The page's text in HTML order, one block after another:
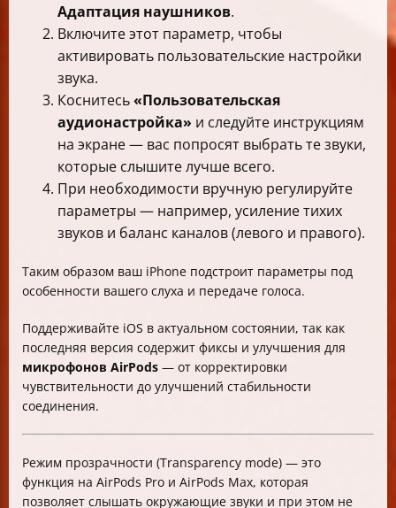
Адаптация наушников.
Включите этот параметр, чтобы
активировать пользовательские настройки
звука.
Коснитесь«Пользовательская
аудионастройка» и следуйте инструкциям
на экране — вас попросят выбрать те звуки,
которые слышите лучше всего.
При необходимости вручную регулируйте
параметры — например, усиление тихих
звуков и баланс каналов (левого и правого).
Таким образом ваш iPhone подстроит параметры под
особенности вашего слуха и передаче голоса.
Поддерживайте iOS в актуальном состоянии, так как
последняя версия содержит фиксы и улучшения для
микрофонов AirPods — от корректировки
чувствительности до улучшений стабильности
соединения.
Режим прозрачности (Transparency mode) — это
функция на AirPods Pro и AirPods Max, которая
позволяет слышать окружающие звуки и при этом не